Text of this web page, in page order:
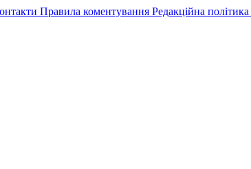
Правила коментування Редакційна політика